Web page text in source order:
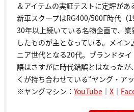
＆アイテムの実証テストに定評があ
新車スクープはRG400/500Γ時代（
30年以上続いている名物企画で、
したものが主となっている。メイン
ニア世代となる20代。ブランドタ
語はさすがに時代錯誤とはなった
くが持ち合わせている“ヤング・ア
※ヤングマシン： YouTube ｜ X ｜